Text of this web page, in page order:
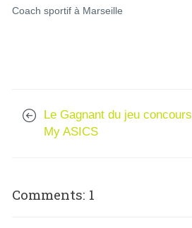
Coach sportif à Marseille
Le Gagnant du jeu concours
My ASICS
Comments: 1